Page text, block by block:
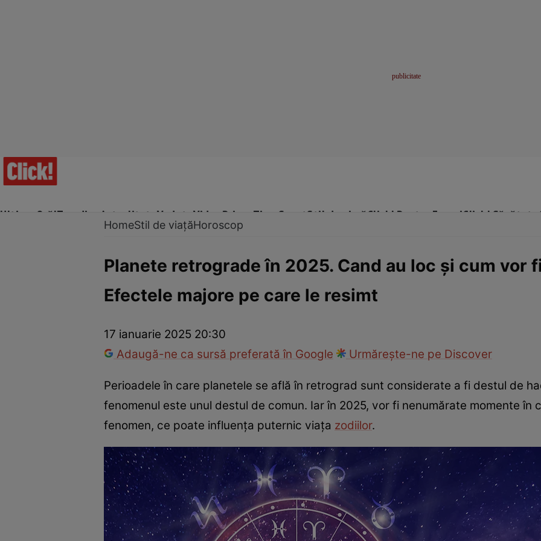
Ultima Oră!Trending Actualitate Vedete Video Prime Time SportStil de viațăClick! Pentru FemeiClick! Sănătate
Dragoste și SexEvenimente HoroscopRețete culinareTravel
HomeStil de viațăHoroscop
Planete retrograde în 2025. Cand au loc și cum vor
Efectele majore pe care le resimt
17 ianuarie 2025 20:30
Adaugă-ne ca sursă preferată în Google
Urmărește-ne pe Discover
Perioadele în care planetele se află în retrograd sunt considerate a fi destul de
fenomenul este unul destul de comun. Iar în 2025, vor fi nenumărate momente în
fenomen, ce poate influența puternic viața zodiilor.